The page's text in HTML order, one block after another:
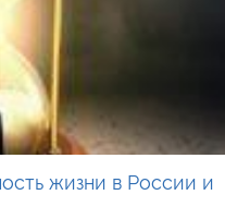
жизни в России и